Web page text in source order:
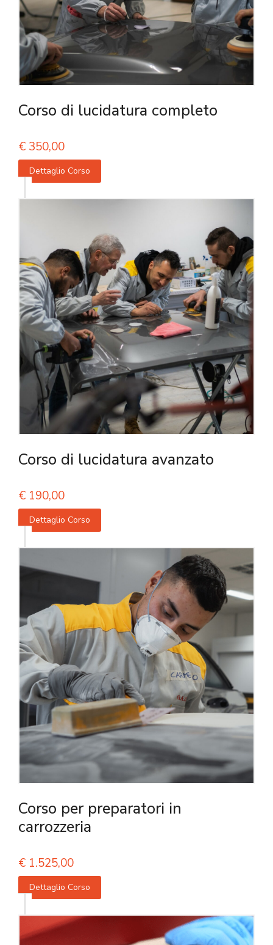
Corso di lucidatura completo
€ 350,00
Dettaglio Corso
Corso di lucidatura avanzato
€ 190,00
Dettaglio Corso
Corso per preparatori in
carrozzeria
€ 1.525,00
Dettaglio Corso